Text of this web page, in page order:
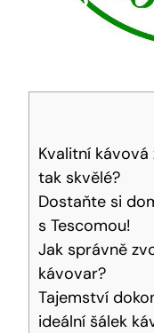
Kvalitní
tak skvělé?
Dostaňte si
s Tescomou!
Jak správně
kávovar?
Tajemství
ideální šálek